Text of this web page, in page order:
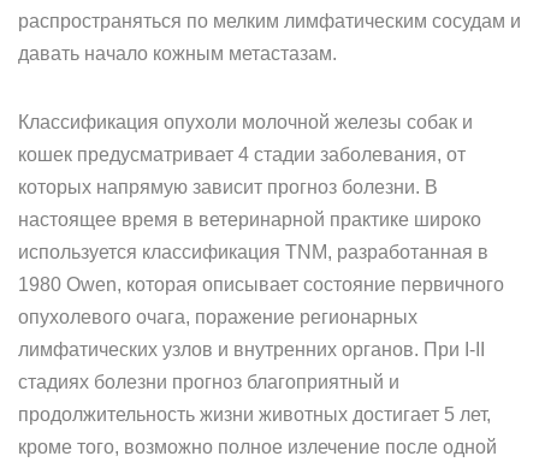
распространяться по мелким лимфатическим сосудам и
давать начало кожным метастазам.
Классификация опухоли молочной железы собак и
кошек предусматривает 4 стадии заболевания, от
которых напрямую зависит прогноз болезни. В
настоящее время в ветеринарной практике широко
используется классификация TNM, разработанная в
1980 Owen, которая описывает состояние первичного
опухолевого очага, поражение регионарных
лимфатических узлов и внутренних органов. При I-II
стадиях болезни прогноз благоприятный и
продолжительность жизни животных достигает 5 лет,
кроме того, возможно полное излечение после одной